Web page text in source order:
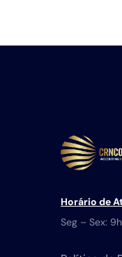
Horário de
Seg – Sex: